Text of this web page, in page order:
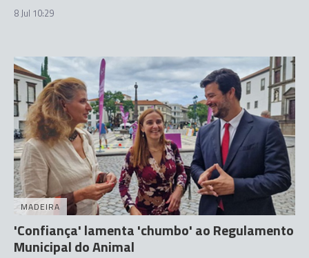
8 Jul 10:29
MADEIRA
'Confiança' lamenta 'chumbo' ao Regulamento
Municipal do Animal